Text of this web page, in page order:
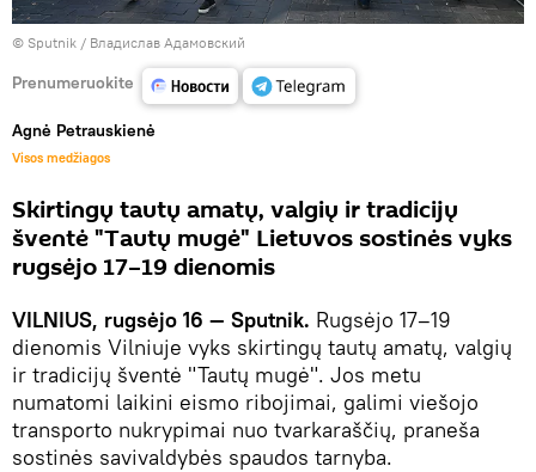
© Sputnik / Владислав Адамовский
Prenumeruokite
Agnė Petrauskienė
Visos medžiagos
Skirtingų tautų amatų, valgių ir tradicijų
šventė "Tautų mugė" Lietuvos sostinės vyks
rugsėjo 17–19 dienomis
VILNIUS, rugsėjo 16 — Sputnik. Rugsėjo 17–19
dienomis Vilniuje vyks skirtingų tautų amatų, valgių
ir tradicijų šventė "Tautų mugė". Jos metu
numatomi laikini eismo ribojimai, galimi viešojo
transporto nukrypimai nuo tvarkaraščių, praneša
sostinės savivaldybės spaudos tarnyba.